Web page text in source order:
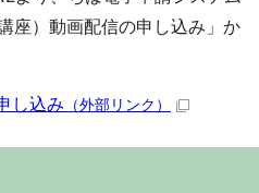
座）動画配信の申し込み」か
し込み （外部リンク）